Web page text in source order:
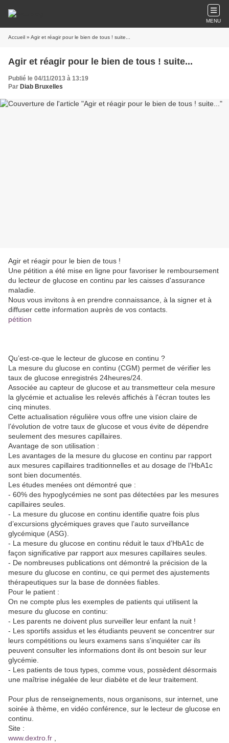
MENU
Accueil » Agir et réagir pour le bien de tous ! suite...
Agir et réagir pour le bien de tous ! suite...
Publié le 04/11/2013 à 13:19
Par Diab Bruxelles
Agir et réagir pour le bien de tous !
Une pétition a été mise en ligne pour favoriser le remboursement
du lecteur de glucose en continu par les caisses d'assurance
maladie.
Nous vous invitons à en prendre connaissance, à la signer et à
diffuser cette information auprès de vos contacts.
pétition
Qu’est-ce-que le lecteur de glucose en continu ?
La mesure du glucose en continu (CGM) permet de vérifier les
taux de glucose enregistrés 24heures/24.
Associée au capteur de glucose et au transmetteur cela mesure
la glycémie et actualise les relevés affichés à l'écran toutes les
cinq minutes.
Cette actualisation régulière vous offre une vision claire de
l’évolution de votre taux de glucose et vous évite de dépendre
seulement des mesures capillaires.
Avantage de son utilisation :
Les avantages de la mesure du glucose en continu par rapport
aux mesures capillaires traditionnelles et au dosage de l’HbA1c
sont bien documentés.
Les études menées ont démontré que :
- 60% des hypoglycémies ne sont pas détectées par les mesures
capillaires seules.
- La mesure du glucose en continu identifie quatre fois plus
d’excursions glycémiques graves que l’auto surveillance
glycémique (ASG).
- La mesure du glucose en continu réduit le taux d’HbA1c de
façon significative par rapport aux mesures capillaires seules.
- De nombreuses publications ont démontré la précision de la
mesure du glucose en continu, ce qui permet des ajustements
thérapeutiques sur la base de données fiables.
Pour le patient :
On ne compte plus les exemples de patients qui utilisent la
mesure du glucose en continu:
- Les parents ne doivent plus surveiller leur enfant la nuit !
- Les sportifs assidus et les étudiants peuvent se concentrer sur
leurs compétitions ou leurs examens sans s'inquiéter car ils
peuvent consulter les informations dont ils ont besoin sur leur
glycémie.
- Les patients de tous types, comme vous, possèdent désormais
une maîtrise inégalée de leur diabète et de leur traitement.
Pour plus de renseignements, nous organisons, sur internet, une
soirée à thème, en vidéo conférence, sur le lecteur de glucose en
continu.
Site :
www.dextro.fr